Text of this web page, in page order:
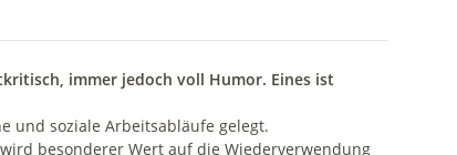
immer jedoch voll Humor. Eines ist
und soziale Arbeitsabläufe gelegt.
besonderer Wert auf die Wiederverwendung